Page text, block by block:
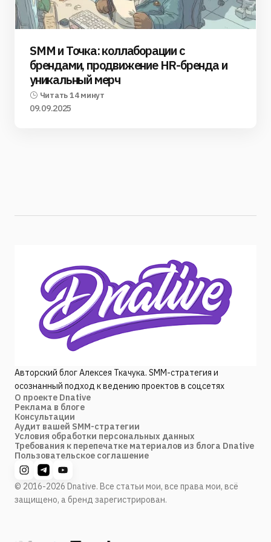
SMM и Точка: коллаборации с
брендами, продвижение HR-бренда и
уникальный мерч
Читать 14 минут
09.09.2025
Авторский блог Алексея Ткачука. SMM-стратегия и
осознанный подход к ведению проектов в соцсетях
О проекте Dnative
Реклама в блоге
Консультации
Аудит вашей SMM-стратегии
Условия обработки персональных данных
Требования к перепечатке материалов из блога Dnative
Пользовательское соглашение
© 2016-2026 Dnative. Все статьи мои, все права мои, всё
защищено, а бренд зарегистрирован.